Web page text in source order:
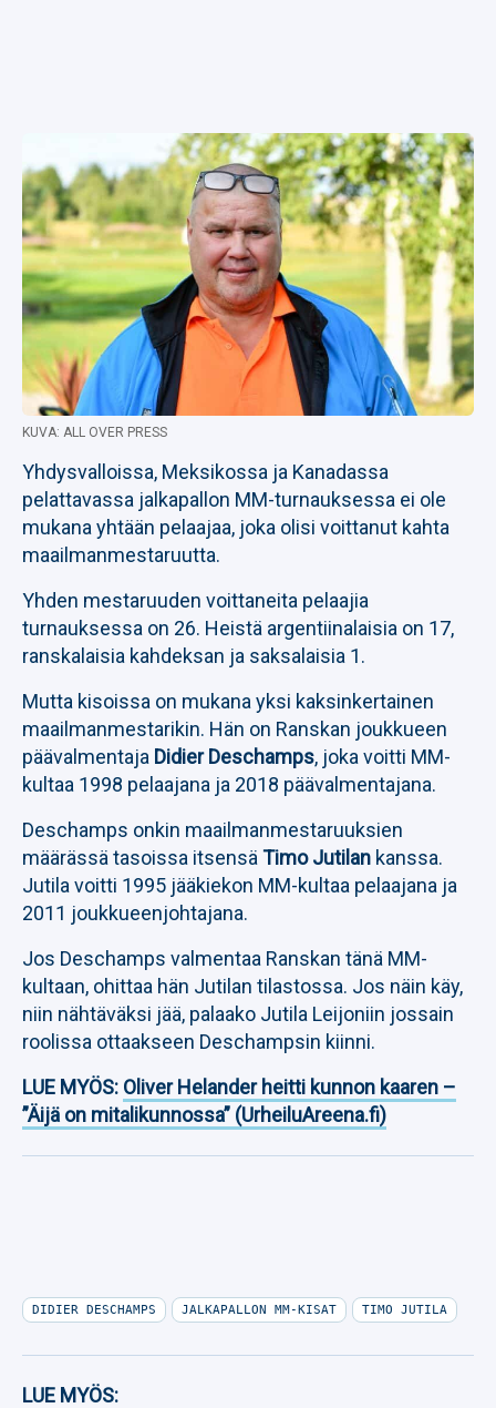
KUVA: ALL OVER PRESS
Yhdysvalloissa, Meksikossa ja Kanadassa
pelattavassa jalkapallon MM-turnauksessa ei ole
mukana yhtään pelaajaa, joka olisi voittanut kahta
maailmanmestaruutta.
Yhden mestaruuden voittaneita pelaajia
turnauksessa on 26. Heistä argentiinalaisia on 17,
ranskalaisia kahdeksan ja saksalaisia 1.
Mutta kisoissa on mukana yksi kaksinkertainen
maailmanmestarikin. Hän on Ranskan joukkueen
päävalmentaja Didier Deschamps, joka voitti MM-
kultaa 1998 pelaajana ja 2018 päävalmentajana.
Deschamps onkin maailmanmestaruuksien
määrässä tasoissa itsensä Timo Jutilan kanssa.
Jutila voitti 1995 jääkiekon MM-kultaa pelaajana ja
2011 joukkueenjohtajana.
Jos Deschamps valmentaa Ranskan tänä MM-
kultaan, ohittaa hän Jutilan tilastossa. Jos näin käy,
niin nähtäväksi jää, palaako Jutila Leijoniin jossain
roolissa ottaakseen Deschampsin kiinni.
LUE MYÖS: Oliver Helander heitti kunnon kaaren –
”Äijä on mitalikunnossa” (UrheiluAreena.fi)
DIDIER DESCHAMPS JALKAPALLON MM-KISAT TIMO JUTILA
LUE MYÖS: